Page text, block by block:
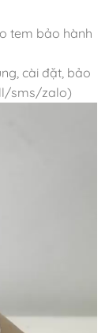
tem bảo hành
cài đặt, bảo
sms/zalo)